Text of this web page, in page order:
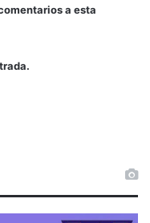
a esta